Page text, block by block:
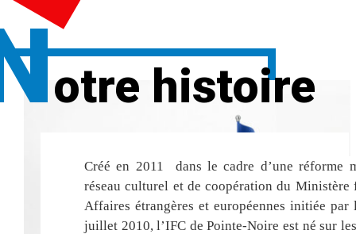
otre histoire
Créé en 2011 dans le cadre d’une réforme
réseau culturel et de coopération du Ministère
Affaires étrangères et européennes initiée
juillet 2010, l’IFC de Pointe-Noire est né sur